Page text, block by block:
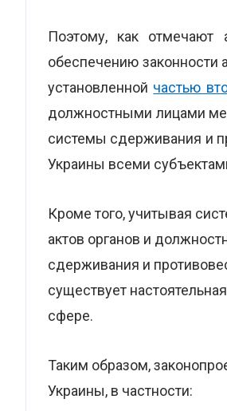
Поэтому, как отмечают
обеспечению законности
установленной частью
должностными лицами
системы сдерживания и
Украины всеми
Кроме того, учитывая
актов органов и
сдерживания и
существует
сфере.
Таким образом,
Украины, в частности: